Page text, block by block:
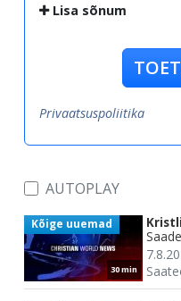
Lisa sõnum
Privaatsuspoliitika
AUTOPLAY
30 min
Kõige uuemad